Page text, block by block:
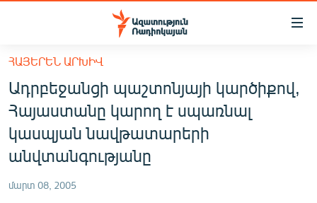
Մատչելիության
հիմնական
բովանդակությանը
Անցնել
հիմնական
մենյուին
Որոնում
ՀԱՅԱՍՏԱՆ
ՔԱՂԱՔԱԿԱՆ
ԸՆՏՐՈՒԹՅՈՒՆՆԵՐ 2026
ՀԱՅԵՐԵՆ ԱՐԽԻՎ
Ադրբեջանցի պաշտոնյայի կարծիքով,
Հայաստանը կարող է սպառնալ
կասպյան նավթատարերի
անվտանգությանը
մարտ 08, 2005